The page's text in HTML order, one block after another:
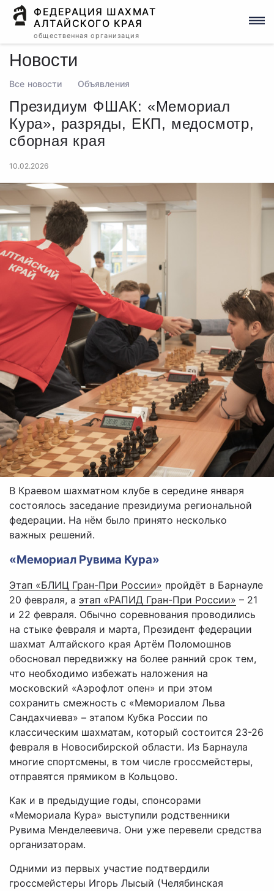
ФЕДЕРАЦИЯ ШАХМАТ
АЛТАЙСКОГО КРАЯ
общественная организация
Новости
Все новости Объявления
Президиум ФШАК: «Мемориал
Кура», разряды, ЕКП, медосмотр,
сборная края
10.02.2026
В Краевом шахматном клубе в середине января
состоялось заседание президиума региональной
федерации. На нём было принято несколько
важных решений.
«Мемориал Рувима Кура»
Этап «БЛИЦ Гран-При России» пройдёт в Барнауле
20 февраля, а этап «РАПИД Гран-При России» – 21
и 22 февраля. Обычно соревнования проводились
на стыке февраля и марта, Президент федерации
шахмат Алтайского края Артём Поломошнов
обосновал передвижку на более ранний срок тем,
что необходимо избежать наложения на
московский «Аэрофлот опен» и при этом
сохранить смежность с «Мемориалом Льва
Сандахчиева» – этапом Кубка России по
классическим шахматам, который состоится 23-26
февраля в Новосибирской области. Из Барнаула
многие спортсмены, в том числе гроссмейстеры,
отправятся прямиком в Кольцово.
Как и в предыдущие годы, спонсорами
«Мемориала Кура» выступили родственники
Рувима Менделеевича. Они уже перевели средства
организаторам.
Одними из первых участие подтвердили
гроссмейстеры Игорь Лысый (Челябинская